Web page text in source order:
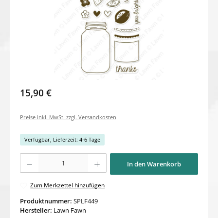
15,90 €
Preise inkl. MwSt. zzgl. Versandkosten
Verfügbar, Lieferzeit: 4-6 Tage
In den Warenkorb
Zum Merkzettel hinzufügen
Produktnummer: SPLF449
Hersteller: Lawn Fawn